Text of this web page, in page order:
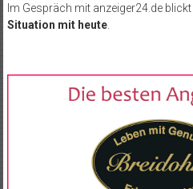
Im Gespräch mit anzeiger24.de
Situation mit heute.